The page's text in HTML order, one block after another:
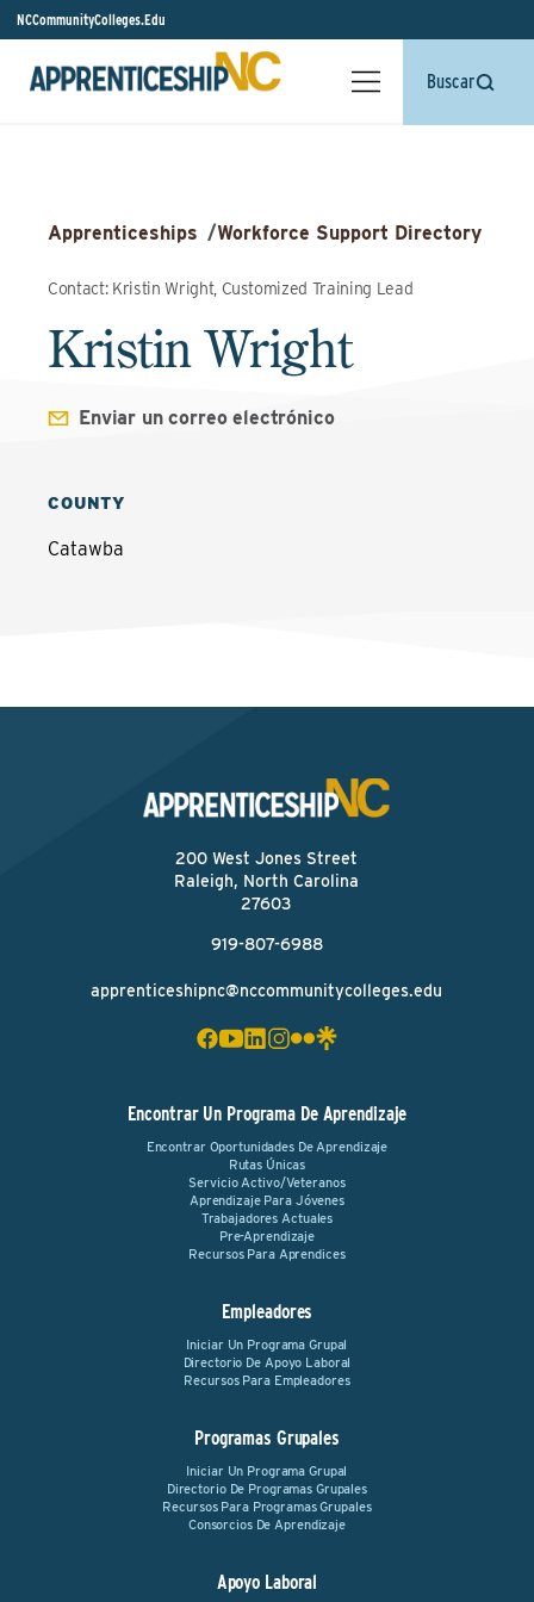
NCCommunityColleges.Edu
Buscar
Apprenticeships /Workforce Support Directory
Contact: Kristin Wright, Customized Training Lead
Kristin Wright
Enviar un correo electrónico
COUNTY
Catawba
200 West Jones Street
Raleigh, North Carolina
27603
919-807-6988
apprenticeshipnc@nccommunitycolleges.edu
Encontrar Un Programa De Aprendizaje
Encontrar Oportunidades De Aprendizaje
Rutas Únicas
Servicio Activo/Veteranos
Aprendizaje Para Jóvenes
Trabajadores Actuales
Pre-Aprendizaje
Recursos Para Aprendices
Empleadores
Iniciar Un Programa Grupal
Directorio De Apoyo Laboral
Recursos Para Empleadores
Programas Grupales
Iniciar Un Programa Grupal
Directorio De Programas Grupales
Recursos Para Programas Grupales
Consorcios De Aprendizaje
Apoyo Laboral